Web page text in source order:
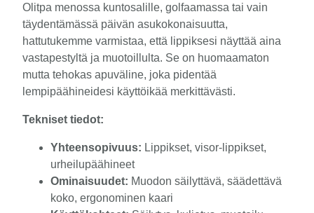
Olitpa menossa kuntosalille, golfaamassa tai vain
täydentämässä päivän asukokonaisuutta,
hattutukemme varmistaa, että lippiksesi näyttää aina
vastapestyltä ja muotoillulta. Se on huomaamaton
mutta tehokas apuväline, joka pidentää
lempipäähineidesi käyttöikää merkittävästi.
Tekniset tiedot:
Yhteensopivuus: Lippikset, visor-lippikset,
urheilupäähineet
Ominaisuudet: Muodon säilyttävä, säädettävä
koko, ergonominen kaari